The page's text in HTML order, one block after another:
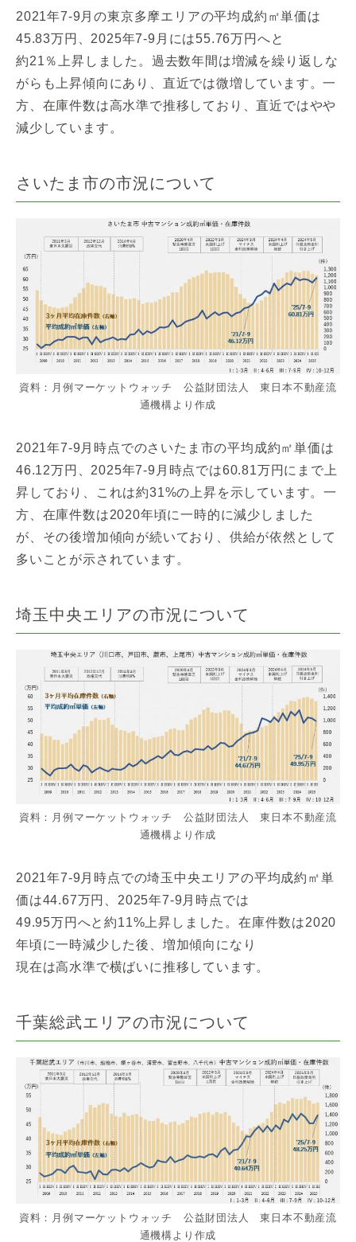
2021年7-9月の東京多摩エリアの平均成約㎡単価は
45.83万円、2025年7-9月には55.76万円へと
約21％上昇しました。過去数年間は増減を繰り返しな
がらも上昇傾向にあり、直近では微増しています。一
方、在庫件数は高水準で推移しており、直近ではやや
減少しています。
さいたま市の市況について
資料：月例マーケットウォッチ 公益財団法人 東日本不動産流
通機構より作成
2021年7-9月時点でのさいたま市の平均成約㎡単価は
46.12万円、2025年7-9月時点では60.81万円にまで上
昇しており、これは約31%の上昇を示しています。一
方、在庫件数は2020年頃に一時的に減少しました
が、その後増加傾向が続いており、供給が依然として
多いことが示されています。
埼玉中央エリアの市況について
資料：月例マーケットウォッチ 公益財団法人 東日本不動産流
通機構より作成
2021年7-9月時点での埼玉中央エリアの平均成約㎡単
価は44.67万円、2025年7-9月時点では
49.95万円へと約11%上昇しました。在庫件数は2020
年頃に一時減少した後、増加傾向になり
現在は高水準で横ばいに推移しています。
千葉総武エリアの市況について
資料：月例マーケットウォッチ 公益財団法人 東日本不動産流
通機構より作成